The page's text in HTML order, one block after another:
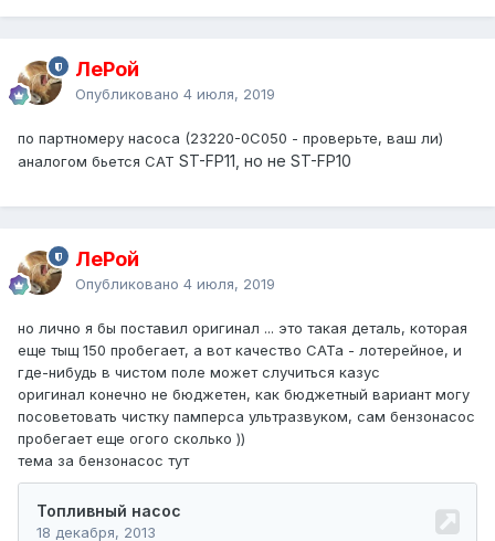
ЛеРой
Опубликовано 4 июля, 2019
по партномеру насоса (23220-0C050 - проверьте, ваш ли)
аналогом бьется САТ ST-FP11, но не ST-FP10
ЛеРой
Опубликовано 4 июля, 2019
но лично я бы поставил оригинал ... это такая деталь, которая
еще тыщ 150 пробегает, а вот качество САТа - лотерейное, и
где-нибудь в чистом поле может случиться казус
оригинал конечно не бюджетен, как бюджетный вариант могу
посоветовать чистку памперса ультразвуком, сам бензонасос
пробегает еще огого сколько ))
тема за бензонасос тут